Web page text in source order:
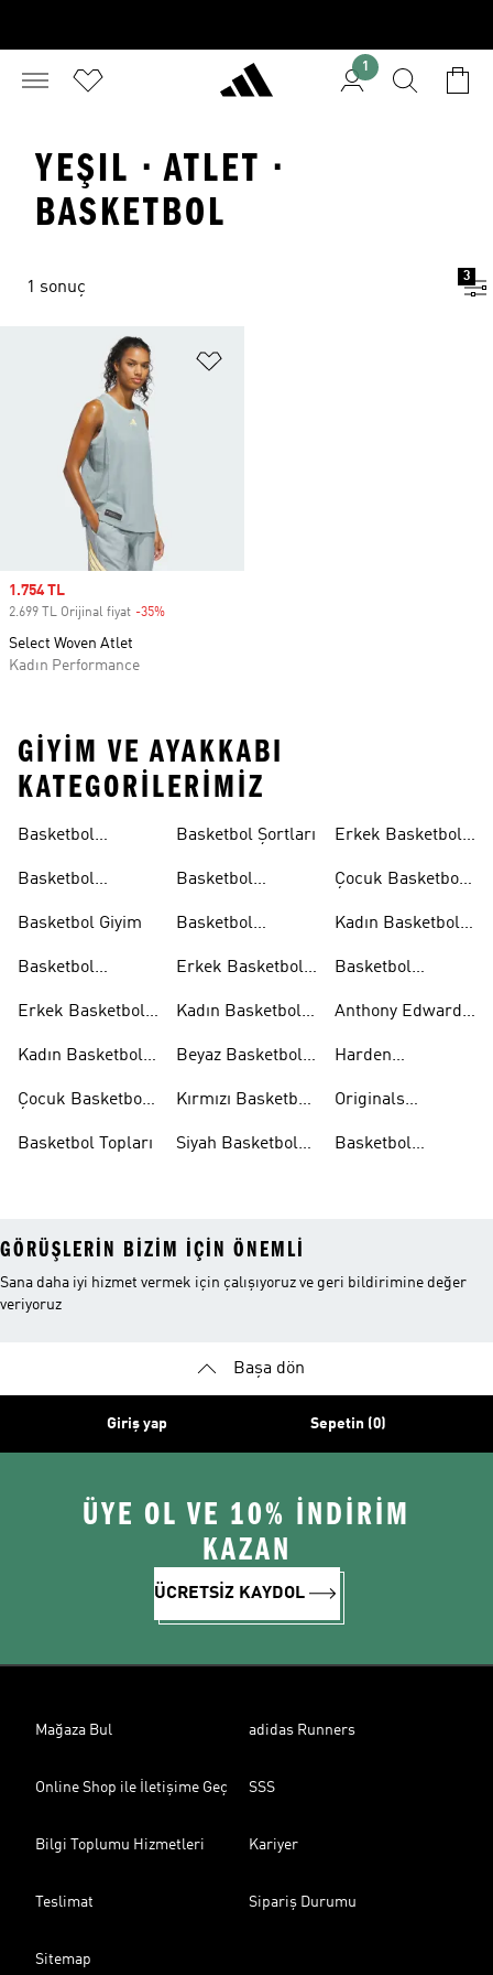
1
YEŞIL · ATLET ·
BASKETBOL
1 sonuç
3
Sale price
1.754 TL
2.699 TL Orijinal fiyat -35%
Select Woven Atlet
Kadın Performance
GIYIM VE AYAKKABI
KATEGORILERIMIZ
Basketbol
Basketbol
Basketbol Giyim
Basketbol
Erkek Basketbol
Kadın Basketbol
Çocuk Basketbol
Basketbol Topları
Basketbol Şortları
Basketbol
Basketbol
Erkek Basketbol
Kadın Basketbol
Beyaz Basketbol
Kırmızı Basketbol
Siyah Basketbol
Erkek Basketbol
Çocuk Basketbol
Kadın Basketbol
Basketbol
Takımları
Anthony Edwards
Harden
Originals
Ayakkabıları
Basketbol
GÖRÜŞLERIN BIZIM IÇIN ÖNEMLI
Sana daha iyi hizmet vermek için çalışıyoruz ve geri bildirimine değer
veriyoruz
Başa dön
Giriş yap Sepetin (0)
ÜYE OL VE 10% İNDİRİM
KAZAN
ÜCRETSİZ KAYDOL
Mağaza Bul adidas Runners
Online Shop ile İletişime Geç SSS
Bilgi Toplumu Hizmetleri Kariyer
Teslimat Sipariş Durumu
Sitemap